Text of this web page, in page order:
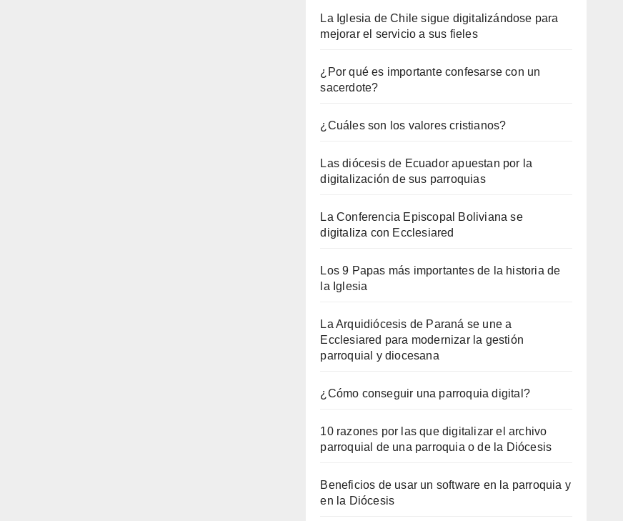
La Iglesia de Chile sigue digitalizándose para
mejorar el servicio a sus fieles
¿Por qué es importante confesarse con un
sacerdote?
¿Cuáles son los valores cristianos?
Las diócesis de Ecuador apuestan por la
digitalización de sus parroquias
La Conferencia Episcopal Boliviana se
digitaliza con Ecclesiared
Los 9 Papas más importantes de la historia de
la Iglesia
La Arquidiócesis de Paraná se une a
Ecclesiared para modernizar la gestión
parroquial y diocesana
¿Cómo conseguir una parroquia digital?
10 razones por las que digitalizar el archivo
parroquial de una parroquia o de la Diócesis
Beneficios de usar un software en la parroquia y
en la Diócesis